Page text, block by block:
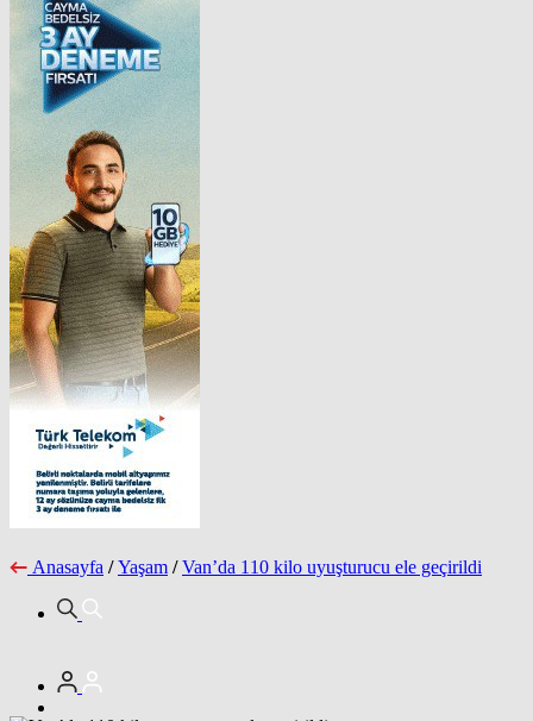
Anasayfa / Yaşam / Van’da 110 kilo uyuşturucu ele geçirildi